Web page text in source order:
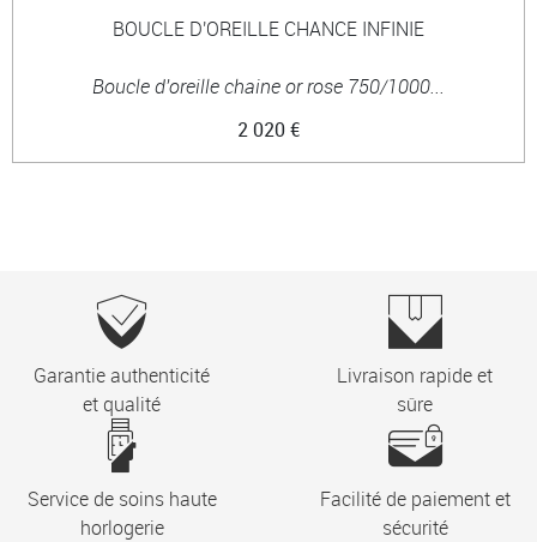
BOUCLE D'OREILLE CHANCE INFINIE
Boucle d'oreille chaine or rose 750/1000...
2 020 €
Garantie authenticité
et qualité
Livraison rapide et
sûre
Service de soins haute
horlogerie
Facilité de paiement et
sécurité